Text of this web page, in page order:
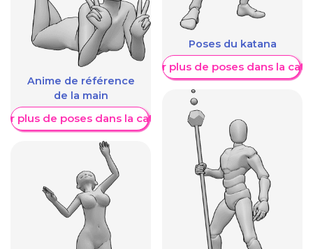
Anime de référence
de la main
plus de poses dans la catégorie
Poses du katana
Afficher plus de poses dans la